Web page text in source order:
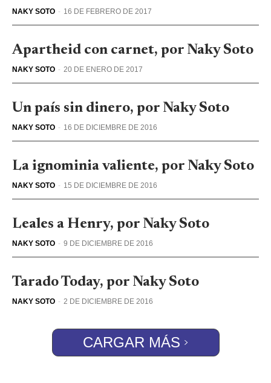
NAKY SOTO - 16 DE FEBRERO DE 2017
​Apartheid con carnet, por Naky Soto
NAKY SOTO - 20 DE ENERO DE 2017
Un país sin dinero, por Naky Soto
NAKY SOTO - 16 DE DICIEMBRE DE 2016
La ignominia valiente, por Naky Soto
NAKY SOTO - 15 DE DICIEMBRE DE 2016
Leales a Henry, por Naky Soto
NAKY SOTO - 9 DE DICIEMBRE DE 2016
Tarado Today, por Naky Soto
NAKY SOTO - 2 DE DICIEMBRE DE 2016
CARGAR MÁS